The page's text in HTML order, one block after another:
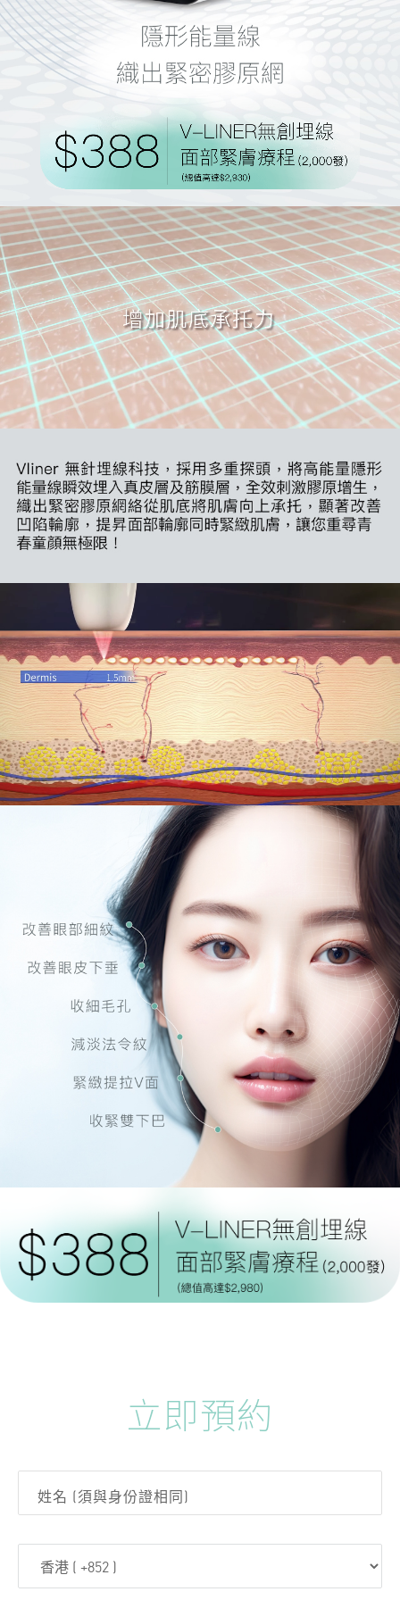
立即預約
姓名 (須與身份證相同)